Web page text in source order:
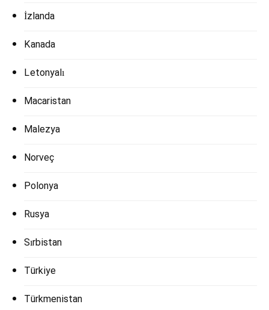
İzlanda
Kanada
Letonyalı
Macaristan
Malezya
Norveç
Polonya
Rusya
Sırbistan
Türkiye
Türkmenistan